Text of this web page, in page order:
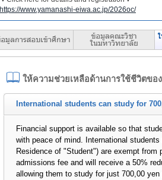
https://www.yamanashi-eiwa.ac.jp/2026oc/
ให้ความช่วยเหลือด้านการใช้ชีวิตขอ
International students can study for
Financial support is available so that
with peace of mind. International
Residence of "Student") are exempt from
admissions fee and will receive a 50%
allowing them to study for just 700,00 yen